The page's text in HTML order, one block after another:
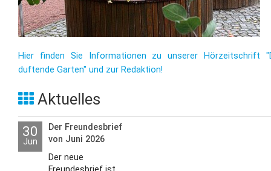
Hier finden Sie Informationen zu unserer Hörzeitschrift
duftende Garten" und zur Redaktion!
Aktuelles
30
Jun
Der Freundesbrief
von Juni 2026
Der neue